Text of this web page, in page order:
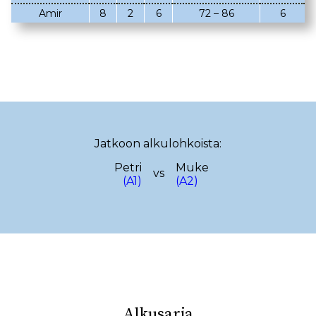
02.03.2023
08.02.2023
22.12.2022
14.12.2022
29.10.2022
19.10.2022
25.09.2022
15.09.2022
18.08.2022
08.08.2022
Amir
8 2 6 72 – 86 6
Jatkoon alkulohkoista:
Petri
(A1)
vs
Muke
(A2)